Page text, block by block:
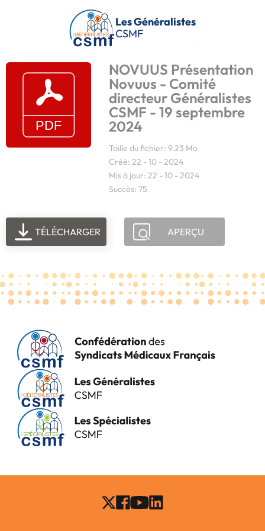
Passer au contenu principal
Les Généralistes
CSMF
NOVUUS Présentation
Novuus - Comité
directeur Généralistes
CSMF - 19 septembre
2024
Taille du fichier: 9.23 Mo
Créé: 22 - 10 - 2024
Mis à jour: 22 - 10 - 2024
Succès: 75
TÉLÉCHARGER APERÇU